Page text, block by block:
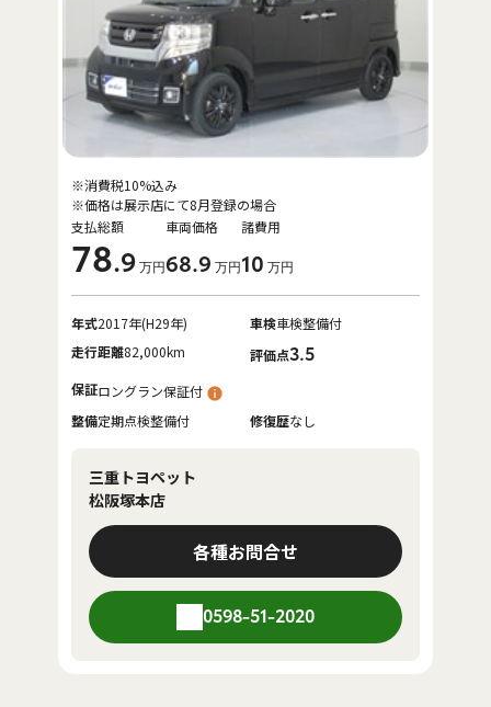
支払総額
78.9 万円
車両価格
68.9 万円
諸費用
10 万円
※消費税10%込み
※価格は展示店にて8月登録の場合
年式2017年(H29年) 車検車検整備付
走行距離82,000km 評価点3.5
保証ロングラン保証付
整備定期点検整備付 修復歴なし
三重トヨペット
松阪塚本店
各種お問合せ
0598-51-2020